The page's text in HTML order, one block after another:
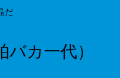
だ
カ一代）